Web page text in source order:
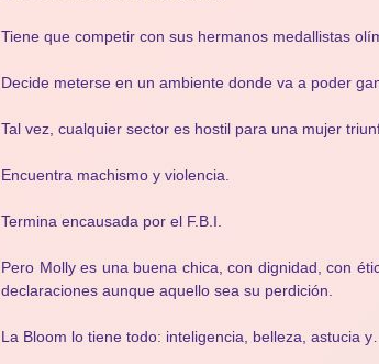
Tiene que competir con sus hermanos medallistas
Decide meterse en un ambiente donde va a poder
Tal vez, cualquier sector es hostil para una mujer
Encuentra machismo y violencia.
Termina encausada por el F.B.I.
Pero Molly es una buena chica, con dignidad, con
declaraciones aunque aquello sea su perdición.
La Bloom lo tiene todo: inteligencia, belleza, astucia